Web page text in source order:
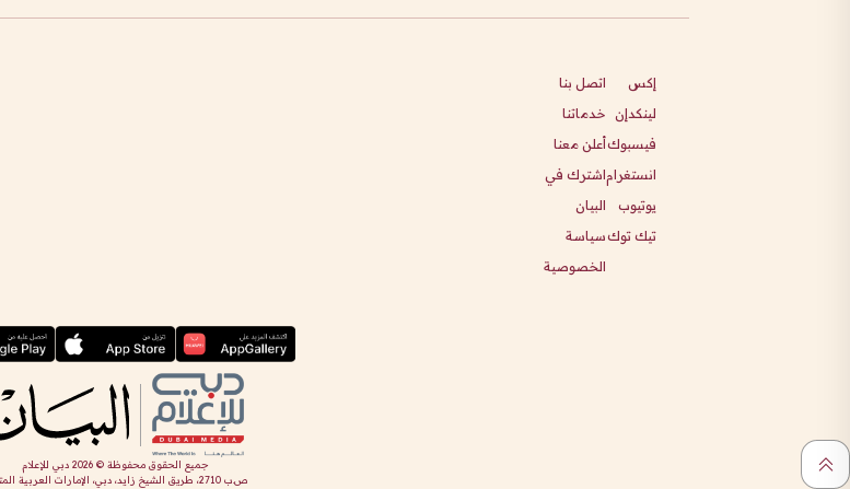
إكس
لينكدإن
فيسبوك
انستغرام
يوتيوب
تيك توك
اتصل بنا
خدماتنا
أعلن معنا
اشترك في
البيان
سياسة
الخصوصية
جميع الحقوق محفوظة ©2026 دبي للإعلام
ص.ب 2710، طريق الشيخ زايد، دبي، الإمارات العربية المتحدة